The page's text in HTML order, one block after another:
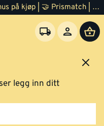
🚚 Fri frakt over 20 000 kr | 💰 Bonus på kjøp | 🤝 Prismatch | ⭐ 100% fornøyd garanti | 🏪 140 byggevarehus
legg inn ditt